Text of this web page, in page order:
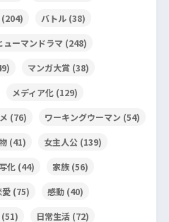
(204) バトル(38)
ューマンドラマ(248)
マンガ大賞(38)
メディア化(129)
(76) ワーキングウーマン (54)
(41) 女主人公(139)
化(44) 家族(56)
愛(75) 感動(40)
日常生活(72)